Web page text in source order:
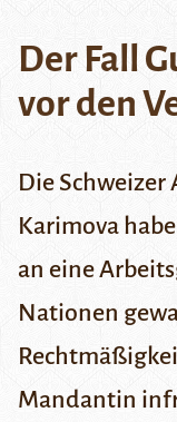
Der Fall
vor den
Die Schweizer
Karimova
an eine
Nationen
Mandantin